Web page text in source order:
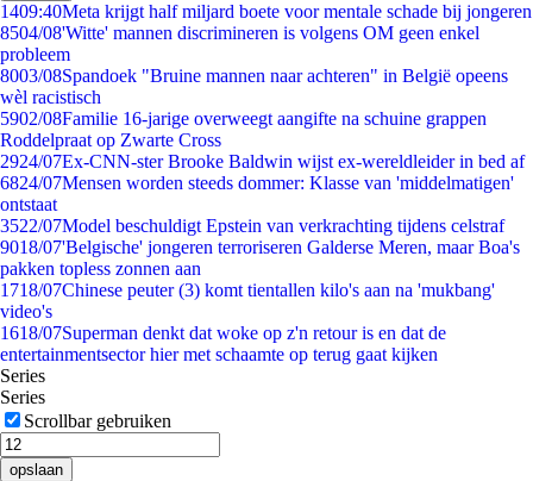
1409:40Meta krijgt half miljard boete voor mentale schade bij jongeren
8504/08'Witte' mannen discrimineren is volgens OM geen enkel
probleem
8003/08Spandoek "Bruine mannen naar achteren" in België opeens
wèl racistisch
5902/08Familie 16-jarige overweegt aangifte na schuine grappen
Roddelpraat op Zwarte Cross
2924/07Ex-CNN-ster Brooke Baldwin wijst ex-wereldleider in bed af
6824/07Mensen worden steeds dommer: Klasse van 'middelmatigen'
ontstaat
3522/07Model beschuldigt Epstein van verkrachting tijdens celstraf
9018/07'Belgische' jongeren terroriseren Galderse Meren, maar Boa's
pakken topless zonnen aan
1718/07Chinese peuter (3) komt tientallen kilo's aan na 'mukbang'
video's
1618/07Superman denkt dat woke op z'n retour is en dat de
entertainmentsector hier met schaamte op terug gaat kijken
Series
Series
Scrollbar gebruiken
opslaan